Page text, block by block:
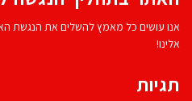
אנו עושים כל מאמץ להשלים את הנגשת
אלינו!
תגיות